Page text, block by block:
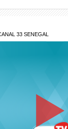
33 SENEGAL